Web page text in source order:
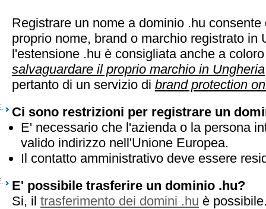
Registrare un nome a dominio .hu consente
proprio nome, brand o marchio registrato in
l'estensione .hu è consigliata anche a
salvaguardare il proprio marchio in Ungheria
pertanto di un servizio di brand protection
Ci sono restrizioni per registrare un
E' necessario che l'azienda o la persona
valido indirizzo nell'Unione Europea.
Il contatto amministrativo deve essere
E' possibile trasferire un dominio .hu?
Si, il trasferimento dei domini .hu è